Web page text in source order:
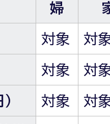
婦
対象 対
対象 対
対象 対